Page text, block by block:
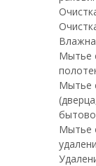
Мытье
Мытье
Мытье